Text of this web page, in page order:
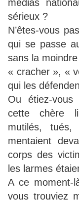
médias
sérieux ?
N’êtes-vous
qui se passe
sans la
« cracher », «
qui les
Ou étiez-
cette chère
mutilés, tués,
mentaient
corps des
les larmes
A ce moment-
vous trouviez